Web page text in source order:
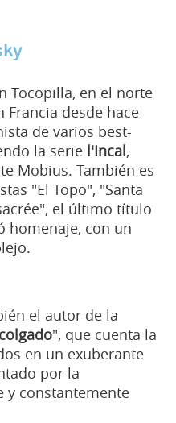
Tocopilla, en el norte
Francia desde hace
de varios best-
la seriel'Incal,
Mobius. También es
"El Topo", "Santa
el último título
homenaje, con un
el autor de la
", que cuenta la
en un exuberante
por la
y constantemente